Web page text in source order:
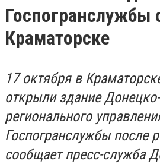
Госпогранслужбы
Краматорске
17 октября в
открыли здание
регионального
Госпогранслужбы после
сообщает пресс-служба